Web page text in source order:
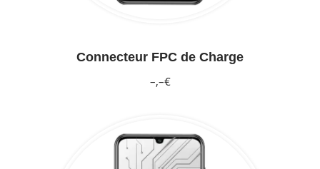
Connecteur FPC de Charge
–,–€